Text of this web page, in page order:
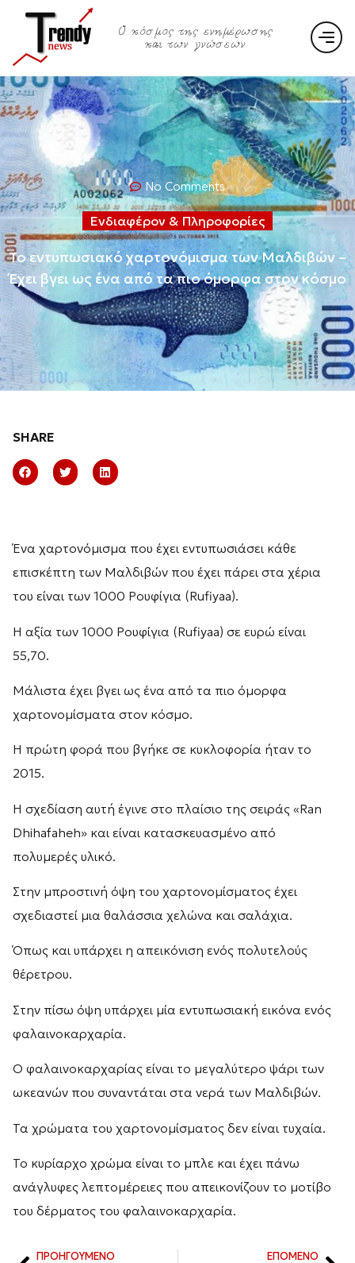
Ο κόσμος της ενημέρωσης
και των γνώσεων
No Comments
Ενδιαφέρον & Πληροφορίες
Το εντυπωσιακό χαρτονόμισμα των Μαλδιβών –
Έχει βγει ως ένα από τα πιο όμορφα στον κόσμο
SHARE
Ένα χαρτονόμισμα που έχει εντυπωσιάσει κάθε
επισκέπτη των Μαλδιβών που έχει πάρει στα χέρια
του είναι των 1000 Ρουφίγια (Rufiyaa).
Η αξία των 1000 Ρουφίγια (Rufiyaa) σε ευρώ είναι
55,70.
Μάλιστα έχει βγει ως ένα από τα πιο όμορφα
χαρτονομίσματα στον κόσμο.
Η πρώτη φορά που βγήκε σε κυκλοφορία ήταν το
2015.
Η σχεδίαση αυτή έγινε στο πλαίσιο της σειράς «Ran
Dhihafaheh» και είναι κατασκευασμένο από
πολυμερές υλικό.
Στην μπροστινή όψη του χαρτονομίσματος έχει
σχεδιαστεί μια θαλάσσια χελώνα και σαλάχια.
Όπως και υπάρχει η απεικόνιση ενός πολυτελούς
θέρετρου.
Στην πίσω όψη υπάρχει μία εντυπωσιακή εικόνα ενός
φαλαινοκαρχαρία.
Ο φαλαινοκαρχαρίας είναι το μεγαλύτερο ψάρι των
ωκεανών που συναντάται στα νερά των Μαλδιβών.
Τα χρώματα του χαρτονομίσματος δεν είναι τυχαία.
Το κυρίαρχο χρώμα είναι το μπλε και έχει πάνω
ανάγλυφες λεπτομέρειες που απεικονίζουν το μοτίβο
του δέρματος του φαλαινοκαρχαρία.
ΠΡΟΗΓΟΥΜΕΝΟ ΕΠΟΜΕΝΟ